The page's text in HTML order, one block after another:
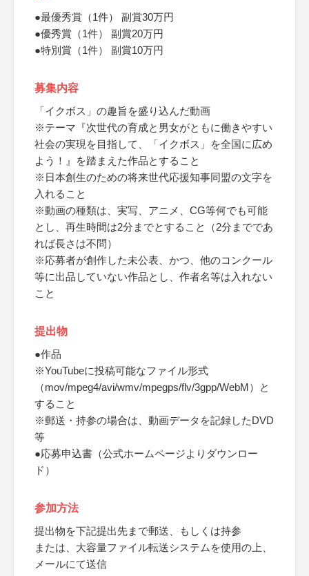
●最優秀賞（1件） 副賞30万円
●優秀賞（1件） 副賞20万円
●特別賞（1件） 副賞10万円
募集内容
「イクボス」の趣旨を盛り込んだ動画
※テーマ『次世代の育成と男女がともに働きやすい
社会の実現を目指して、「イクボス」を全国に広め
よう！』を踏まえた作品とすること
※日本創生のための将来世代応援知事同盟の文字を
入れること
※動画の種類は、実写、アニメ、CG等何でも可能
とし、再生時間は2分までとすること（2分までであ
れば長さは不問）
※応募者が創作した未公表、かつ、他のコンクール
等に出品していない作品とし、作者名等は入れない
こと
提出物
●作品
※YouTubeに投稿可能なファイル形式
（mov/mpeg4/avi/wmv/mpegps/flv/3gpp/WebM）と
すること
※郵送・持参の場合は、動画データを記録したDVD
等
●応募申込書（公式ホームページよりダウンロー
ド）
参加方法
提出物を下記提出先まで郵送、もしくは持参
または、大容量ファイル転送システムを使用の上、
メールにて送信